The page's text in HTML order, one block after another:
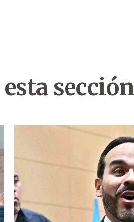
sección